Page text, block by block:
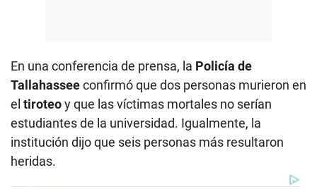
En una conferencia de prensa, la Policía de
Tallahasseeconfirmó que dos personas murieron en
el tiroteoy que las víctimas mortales no serían
estudiantes de la universidad. Igualmente, la
institución dijo que seis personas más resultaron
heridas.